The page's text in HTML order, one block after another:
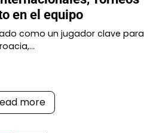
en el equipo
como un jugador clave para
more